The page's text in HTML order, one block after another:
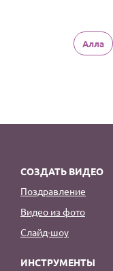
Алла
СОЗДАТЬ ВИДЕО
Поздравление
Видео из фото
Слайд-шоу
ИНСТРУМЕНТЫ